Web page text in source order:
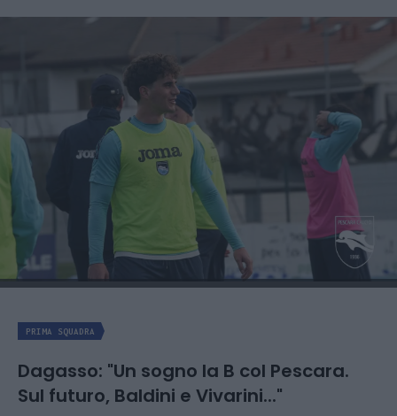
PRIMA SQUADRA
Dagasso: "Un sogno la B col Pescara.
Sul futuro, Baldini e Vivarini..."